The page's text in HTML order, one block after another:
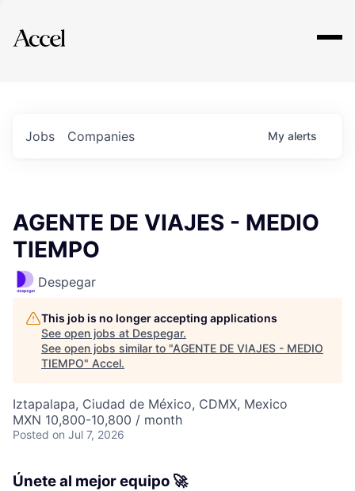
Explore
Jobs Companies My alerts
AGENTE DE VIAJES - MEDIO
TIEMPO
Despegar
This job is no longer accepting applications
See open jobs at Despegar.
See open jobs similar to "AGENTE DE VIAJES - MEDIO
TIEMPO" Accel.
Iztapalapa, Ciudad de México, CDMX, Mexico
MXN 10,800-10,800 / month
Posted on Jul 7, 2026
Únete al mejor equipo 🚀